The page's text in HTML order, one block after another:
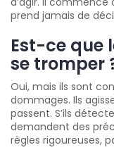
prend jamais de
Est-ce que
se tromper
Oui, mais ils sont
dommages. Ils
passent. S’ils
demandent des
règles rigoureuses,